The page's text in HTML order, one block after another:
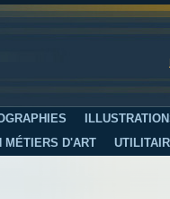
MÉTIERS D'ART